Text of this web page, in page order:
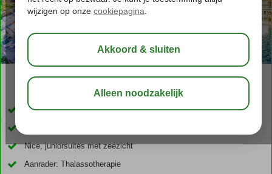
aug 28°C
Accommodatie met een GSTC erkend duurzaamheidscertificaat
Nice, juniorsuites met zeezicht
Aanrader: Thalassotherapie